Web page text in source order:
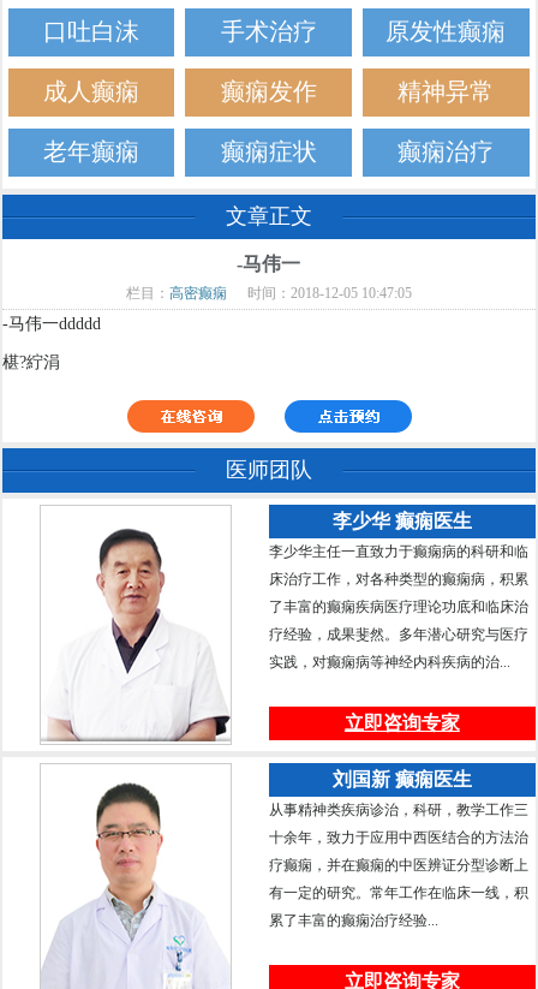
口吐白沫 手术治疗 原发性癫痫
成人癫痫 癫痫发作 精神异常
老年癫痫 癫痫症状 癫痫治疗
文章正文
-马伟一
栏目： 高密癫痫 时间：2018-12-05 10:47:05
-马伟一ddddd
椹?紵涓
医师团队
李少华 癫痫医生
李少华主任一直致力于癫痫病的科研和临
床治疗工作，对各种类型的癫痫病，积累
了丰富的癫痫疾病医疗理论功底和临床治
疗经验，成果斐然。多年潜心研究与医疗
实践，对癫痫病等神经内科疾病的治...
立即咨询专家
刘国新 癫痫医生
从事精神类疾病诊治，科研，教学工作三
十余年，致力于应用中西医结合的方法治
疗癫痫，并在癫痫的中医辨证分型诊断上
有一定的研究。常年工作在临床一线，积
累了丰富的癫痫治疗经验...
立即咨询专家